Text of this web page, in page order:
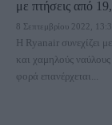
με πτήσεις από
8 Σεπτεμβρίου 2022,
Η Ryanair συνεχίζει
και χαμηλούς ναύλους
φορά επανέρχεται...